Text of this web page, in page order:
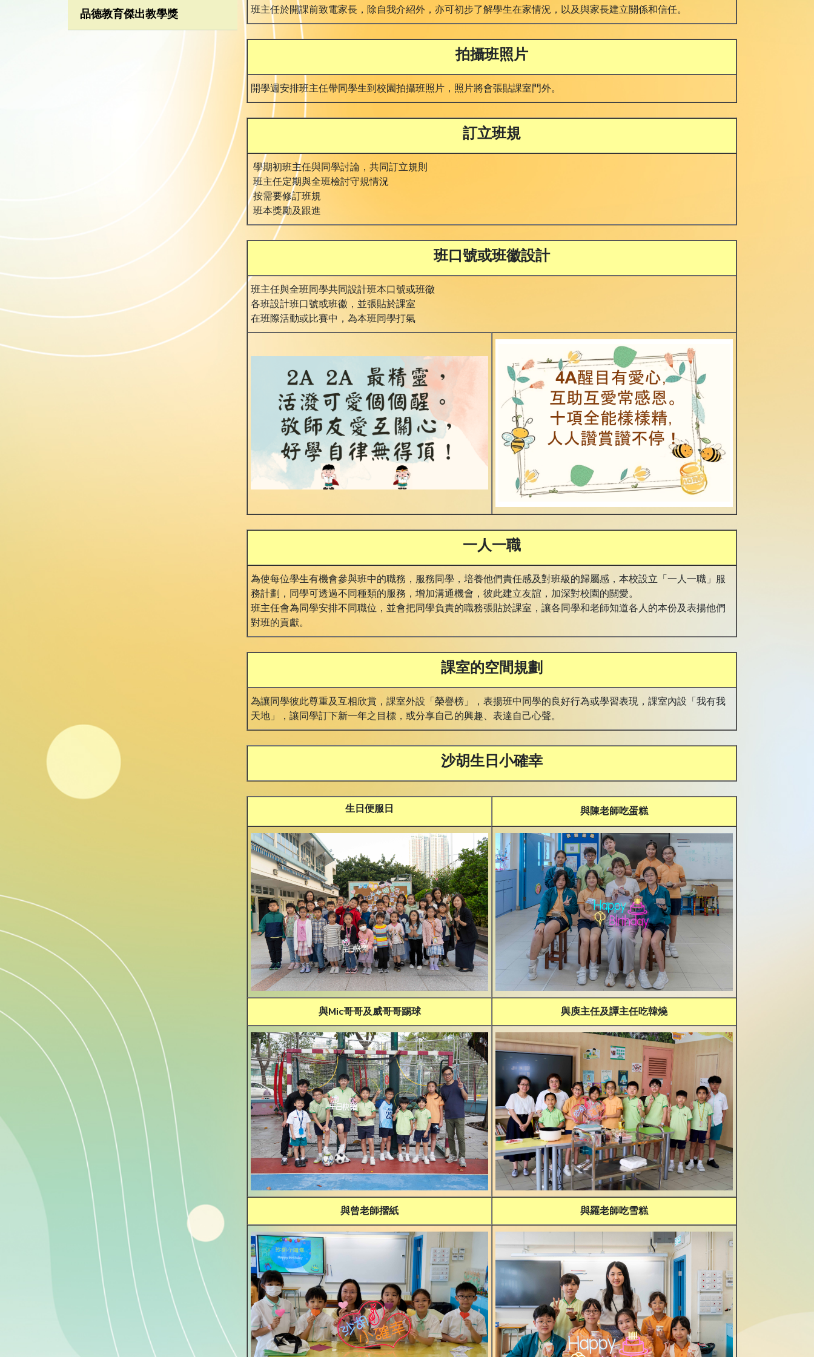
品德教育傑出教學獎 班主任於開課前致電家長，除自我介紹外，亦可初步了解學生在家情況，以及與家長建立關係和信任。
拍攝班照片
開學週安排班主任帶同學生到校園拍攝班照片，照片將會張貼課室門外。
訂立班規
學期初班主任與同學討論，共同訂立規則
班主任定期與全班檢討守規情況
按需要修訂班規
班本獎勵及跟進
班口號或班徽設計
班主任與全班同學共同設計班本口號或班徽
各班設計班口號或班徽，並張貼於課室
在班際活動或比賽中，為本班同學打氣
一人一職
為使每位學生有機會參與班中的職務，服務同學，培養他們責任感及對班級的歸屬感，本校設立「一人一職」服
務計劃，同學可透過不同種類的服務，增加溝通機會，彼此建立友誼，加深對校園的關愛。
班主任會為同學安排不同職位，並會把同學負責的職務張貼於課室，讓各同學和老師知道各人的本份及表揚他們
對班的貢獻。
課室的空間規劃
為讓同學彼此尊重及互相欣賞，課室外設「榮譽榜」，表揚班中同學的良好行為或學習表現，課室內設「我有我
天地」，讓同學訂下新一年之目標，或分享自己的興趣、表達自己心聲。
沙胡生日小確幸
生日便服日 與陳老師吃蛋糕
與Mic哥哥及威哥哥踢球 與庾主任及譚主任吃韓燒
與曾老師摺紙 與羅老師吃雪糕